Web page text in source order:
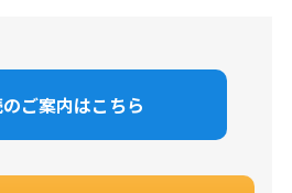
ご案内はこちら